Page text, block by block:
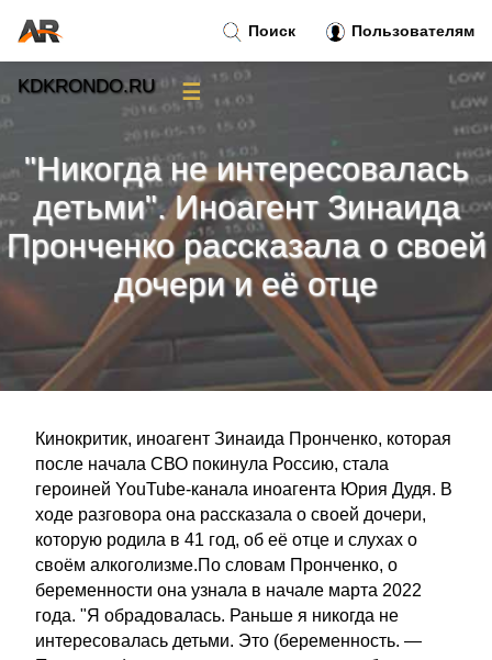
"Никогда не интересовалась
детьми". Иноагент Зинаида
Пронченко рассказала о своей
дочери и её отце
Кинокритик, иноагент Зинаида Пронченко, которая
после начала СВО покинула Россию, стала
героиней YouTube-канала иноагента Юрия Дудя. В
ходе разговора она рассказала о своей дочери,
которую родила в 41 год, об её отце и слухах о
своём алкоголизме.По словам Пронченко, о
беременности она узнала в начале марта 2022
года. "Я обрадовалась. Раньше я никогда не
интересовалась детьми. Это (беременность. —
Поиск Пользователям
KDKRONDO.RU ☰
Тренды новостей»
Рубрики»
Правила»
Контакт